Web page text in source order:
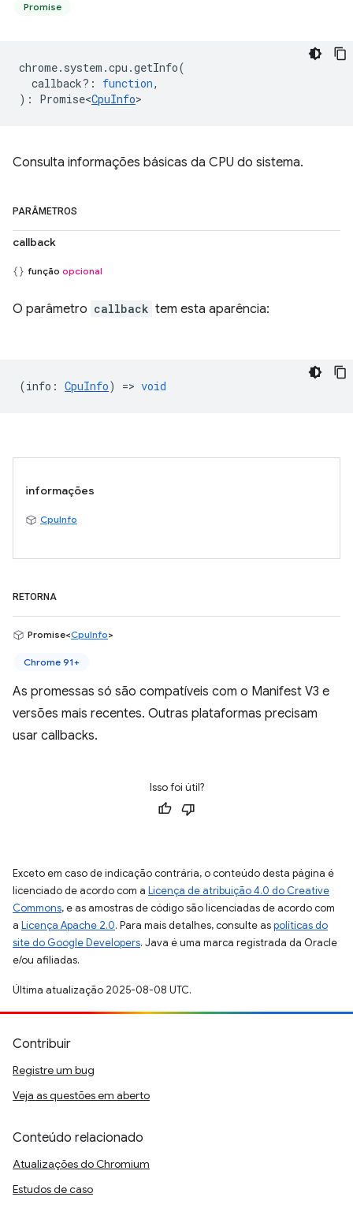
Promise
chrome. system .cpu .getInfo(
callback? : function,
) : Promise<CpuInfo>
Consulta informações básicas da CPU do sistema.
PARÂMETROS
callback
função opcional
O parâmetro callback tem esta aparência:
(info : CpuInfo) => void
informações
CpuInfo
RETORNA
Promise<CpuInfo>
Chrome 91+
As promessas só são compatíveis com o Manifest V3 e
versões mais recentes. Outras plataformas precisam
usar callbacks.
Isso foi útil?
Exceto em caso de indicação contrária, o conteúdo desta página é
licenciado de acordo com a Licença de atribuição 4.0 do Creative
Commons, e as amostras de código são licenciadas de acordo com
a Licença Apache 2.0. Para mais detalhes, consulte aspolíticas do
site do Google Developers. Java é uma marca registrada da Oracle
e/ou afiliadas.
Última atualização 2025-08-08 UTC.
Contribuir
Registre um bug
Veja as questões em aberto
Conteúdo relacionado
Atualizações do Chromium
Estudos de caso